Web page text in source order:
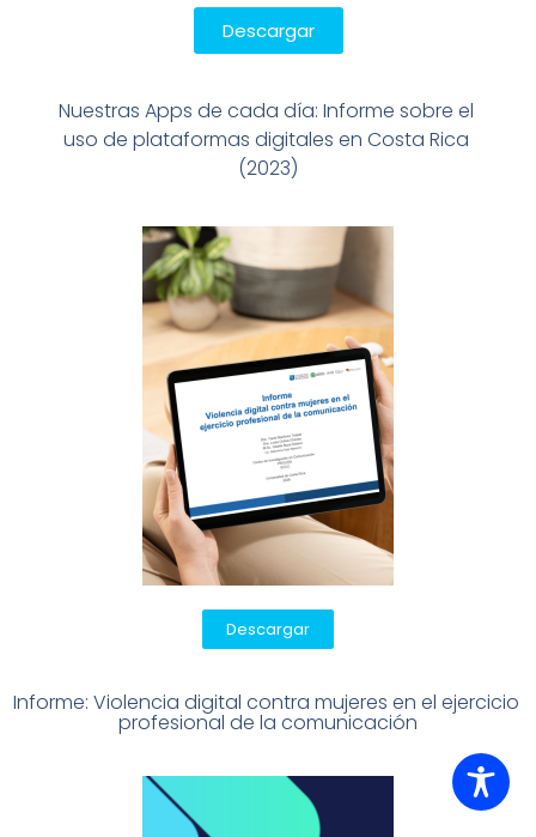
Descargar
Nuestras Apps de cada día: Informe sobre el
uso de plataformas digitales en Costa Rica
(2023)
Descargar
Informe: Violencia digital contra mujeres en el ejercicio
profesional de la comunicación